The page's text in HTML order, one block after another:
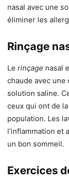
nasal avec une
éliminer les
Rinçage
Le rinçage nasal
chaude avec une
solution saline.
ceux qui ont de la
population. Les
l’inflammation
un bon sommeil.
Exercices